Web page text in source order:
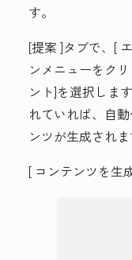
す。
[提案 ]タブで、[
ンメニューをク
ント]を選択しま
れていれば、自
ンツが生成されま
[ コンテンツを生